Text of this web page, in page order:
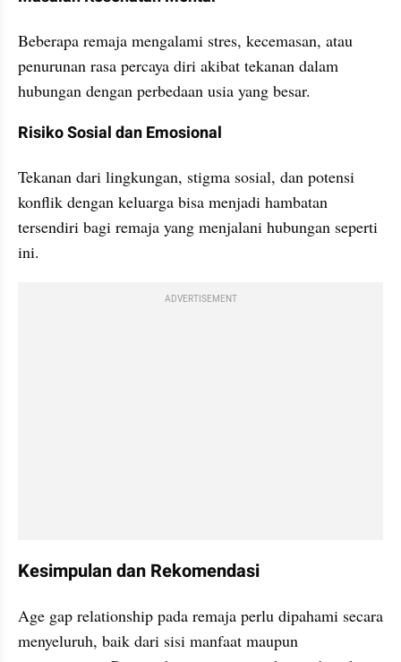
Beberapa remaja mengalami stres, kecemasan, atau
penurunan rasa percaya diri akibat tekanan dalam
hubungan dengan perbedaan usia yang besar.
Risiko Sosial dan Emosional
Tekanan dari lingkungan, stigma sosial, dan potensi
konflik dengan keluarga bisa menjadi hambatan
tersendiri bagi remaja yang menjalani hubungan seperti
ini.
ADVERTISEMENT
Kesimpulan dan Rekomendasi
Age gap relationship pada remaja perlu dipahami secara
menyeluruh, baik dari sisi manfaat maupun